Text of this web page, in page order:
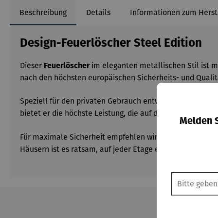
Beschreibung Details Informationen zum
Design-Feuerlöscher Steel Edition
Dieser Feuerlöscherim eleganten metallischen Stil ist
nach den höchsten europäischen Sicherheits- und
Speziell für den privaten Gebrauch entwickelt, eignet
bietet er die höchste Leistung, die auf dem Markt für
2-
Für maximale Sicherheit empfehlen wir, den
Häusern ist es ratsam, auf jeder Etage einen
Melden